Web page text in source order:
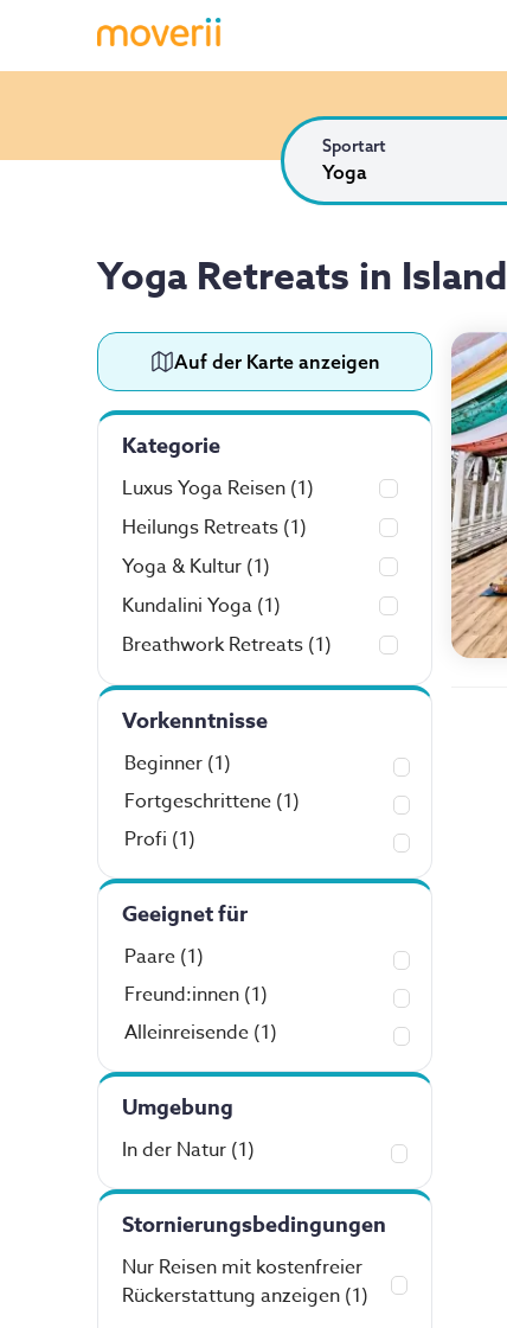
Sportart
Yoga
Yoga Retreats in Island
Auf der Karte anzeigen
Kategorie
Luxus Yoga Reisen (1)
Heilungs Retreats (1)
Yoga & Kultur (1)
Kundalini Yoga (1)
Breathwork Retreats (1)
Vorkenntnisse
Beginner (1)
Fortgeschrittene (1)
Profi (1)
Geeignet für
Paare (1)
Freund:innen (1)
Alleinreisende (1)
Umgebung
In der Natur (1)
Stornierungsbedingungen
Nur Reisen mit kostenfreier
Rückerstattung anzeigen (1)